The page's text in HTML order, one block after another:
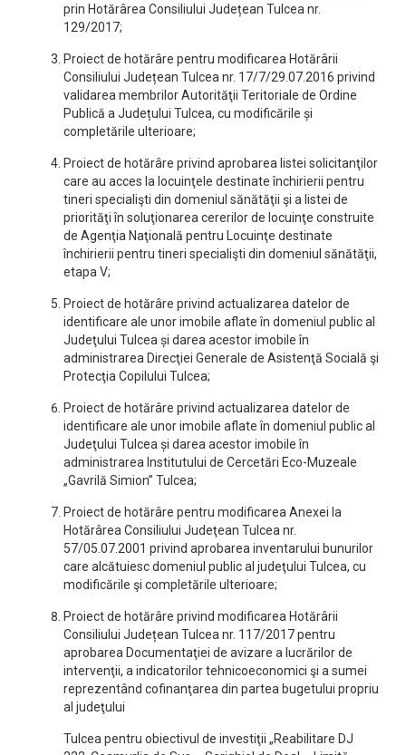
prin Hotărârea Consiliului Județean Tulcea nr.
129/2017;
Proiect de hotărâre pentru modificarea Hotărârii
Consiliului Județean Tulcea nr. 17/7/29.07.2016 privind
validarea membrilor Autorităţii Teritoriale de Ordine
Publică a Județului Tulcea, cu modificările și
completările ulterioare;
Proiect de hotărâre privind aprobarea listei solicitanţilor
care au acces la locuinţele destinate închirierii pentru
tineri specialişti din domeniul sănătăţii şi a listei de
priorităţi în soluţionarea cererilor de locuinţe construite
de Agenţia Naţională pentru Locuinţe destinate
închirierii pentru tineri specialişti din domeniul sănătăţii,
etapa V;
Proiect de hotărâre privind actualizarea datelor de
identificare ale unor imobile aflate în domeniul public al
Judeţului Tulcea și darea acestor imobile în
administrarea Direcţiei Generale de Asistenţă Socială şi
Protecţia Copilului Tulcea;
Proiect de hotărâre privind actualizarea datelor de
identificare ale unor imobile aflate în domeniul public al
Judeţului Tulcea și darea acestor imobile în
administrarea Institutului de Cercetări Eco-Muzeale
„Gavrilă Simion” Tulcea;
Proiect de hotărâre pentru modificarea Anexei la
Hotărârea Consiliului Judeţean Tulcea nr.
57/05.07.2001 privind aprobarea inventarului bunurilor
care alcătuiesc domeniul public al judeţului Tulcea, cu
modificările şi completările ulterioare;
Proiect de hotărâre privind modificarea Hotărârii
Consiliului Județean Tulcea nr. 117/2017 pentru
aprobarea Documentaţiei de avizare a lucrărilor de
intervenţii, a indicatorilor tehnicoeconomici şi a sumei
reprezentând cofinanţarea din partea bugetului propriu
al judeţului
Tulcea pentru obiectivul de investiţii „Reabilitare DJ